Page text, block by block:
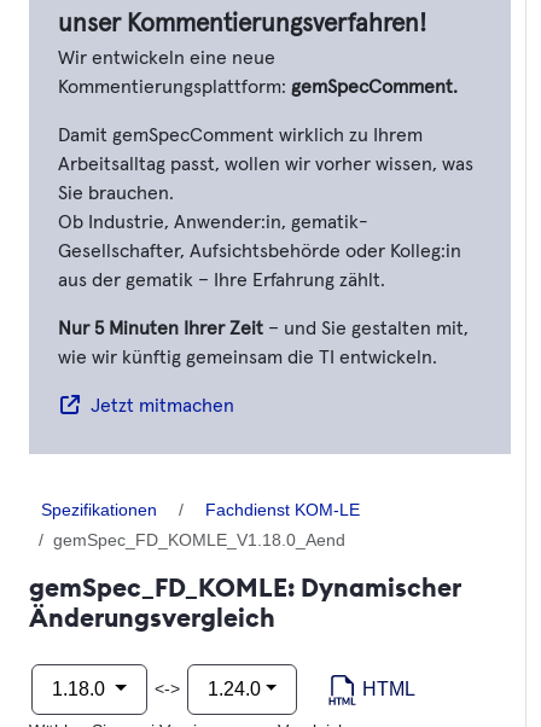
unser Kommentierungsverfahren!
Wir entwickeln eine neue
Kommentierungsplattform: gemSpecComment.
Damit gemSpecComment wirklich zu Ihrem
Arbeitsalltag passt, wollen wir vorher wissen, was
Sie brauchen.
Ob Industrie, Anwender:in, gematik-
Gesellschafter, Aufsichtsbehörde oder Kolleg:in
aus der gematik – Ihre Erfahrung zählt.
Nur 5 Minuten Ihrer Zeit – und Sie gestalten mit,
wie wir künftig gemeinsam die TI entwickeln.
Jetzt mitmachen
Spezifikationen
Fachdienst KOM-LE
gemSpec_FD_KOMLE_V1.18.0_Aend
gemSpec_FD_KOMLE: Dynamischer
Änderungsvergleich
1.18.0 <-> 1.24.0 HTML